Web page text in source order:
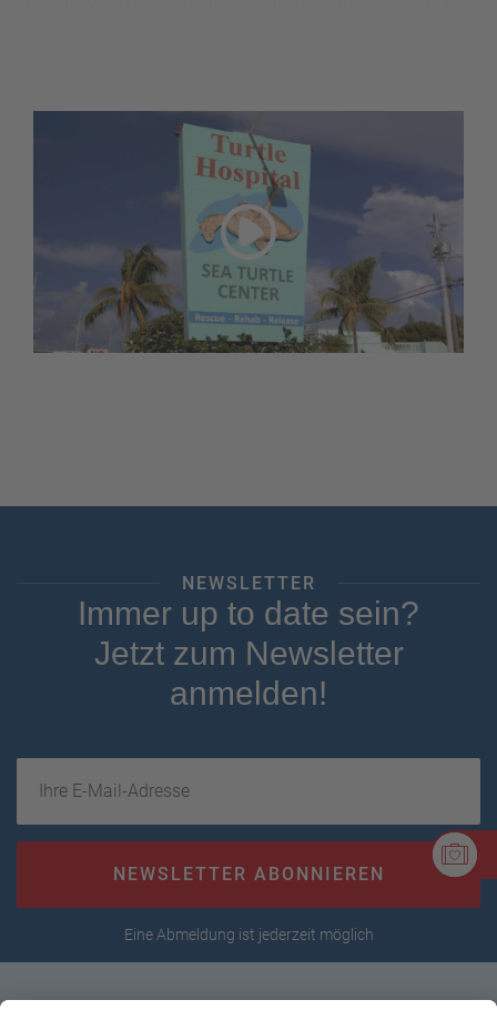
Verweilen ein. Kunstgalerien, Boutiquen und
ausgezeichnete Restaurants mit frischen Meeresfrüchten
runden das Erlebnis ab. Der Overseas Highway, der die
Inseln verbindet, bietet atemberaubende Ausblicke und
unvergessliche Sonnenuntergänge.
Mit einer Mischung aus Ruhe und Abenteuer sind die
Florida Keys ein unvergleichliches Reiseziel.
Play
Video
NEWSLETTER
Immer up to date sein?
Jetzt zum Newsletter
anmelden!
NEWSLETTER ABONNIEREN
Eine Abmeldung ist jederzeit möglich